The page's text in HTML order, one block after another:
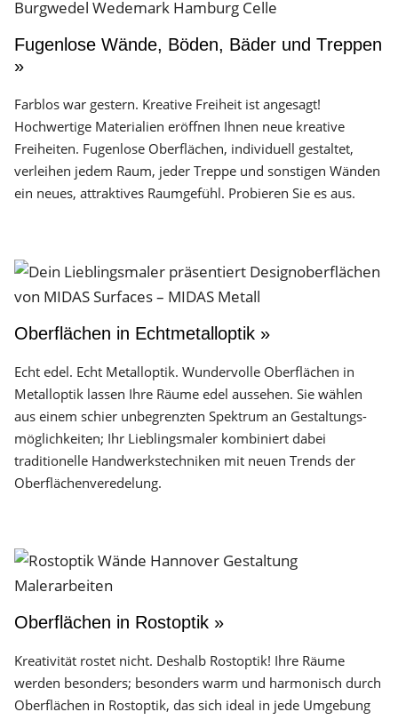
Fugenlose Wände, Böden, Bäder und Treppen
»
Farblos war gestern. Kreative Freiheit ist angesagt!
Hochwertige Materialien eröffnen Ihnen neue kreative
Freiheiten. Fugenlose Oberflächen, individuell gestaltet,
verleihen jedem Raum, jeder Treppe und sonstigen Wänden
ein neues, attraktives Raumgefühl. Probieren Sie es aus.
Oberflächen in Echtmetalloptik »
Echt edel. Echt Metalloptik. Wundervolle Oberflächen in
Metalloptik lassen Ihre Räume edel aussehen. Sie wählen
aus einem schier unbegrenzten Spektrum an Gestaltungs­
möglichkeiten; Ihr Lieblingsmaler kombiniert dabei
traditionelle Handwerks­techniken mit neuen Trends der
Oberflächen­veredelung.
Oberflächen in Rostoptik »
Kreativität rostet nicht. Deshalb Rostoptik! Ihre Räume
werden besonders; besonders warm und harmonisch durch
Oberflächen in Rostoptik, das sich ideal in jede Umgebung